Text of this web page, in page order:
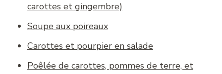
carottes et gingembre)
Soupe aux poireaux
Carottes et pourpier en salade
Poêlée de carottes, pommes de terre, et